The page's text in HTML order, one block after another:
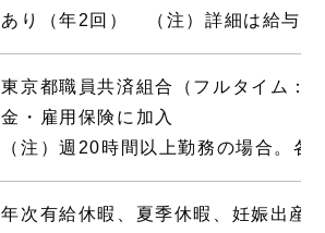
あり（年2回） （注）詳細は給与規
東京都職員共済組合（フルタイム：
金・雇用保険に加入
（注）週20時間以上勤務の場合。各
年次有給休暇、夏季休暇、妊娠出産